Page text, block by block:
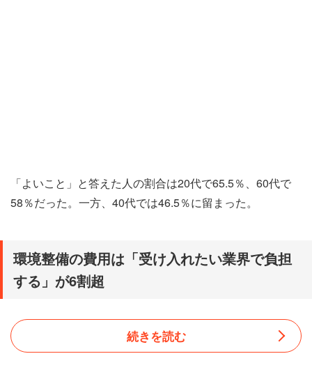
「よいこと」と答えた人の割合は20代で65.5％、60代で
58％だった。一方、40代では46.5％に留まった。
環境整備の費用は「受け入れたい業界で負担
する」が6割超
続きを読む